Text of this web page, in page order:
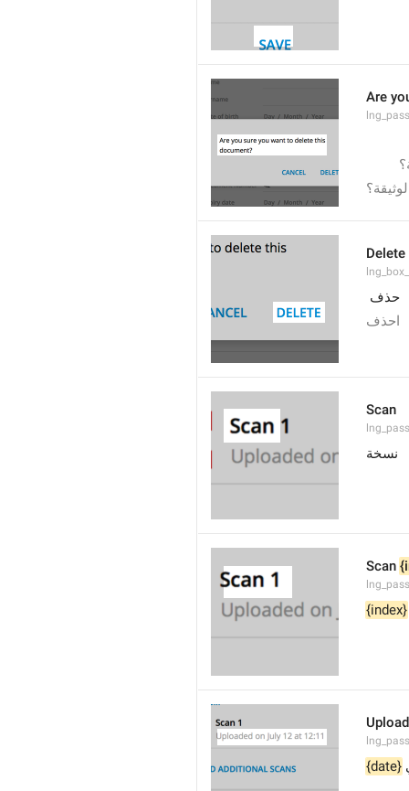
Are
Delete
حذف
احذف
Scan
نسخة
Scan
{index}
{date}